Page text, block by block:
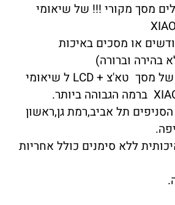
מסך מקורי !!! של שיאומי
או מסכים באיכות
* מסך מקורי : איכות של מסך טא'צ + LCD ל שיאומי
תל אביב,רמת גן,ראשון
ללא סימנים כולל אחריות